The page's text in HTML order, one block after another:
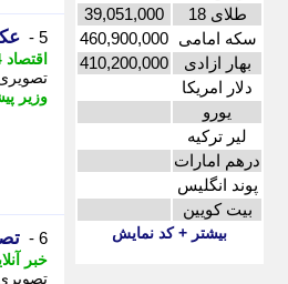
طلای 18
39,051,000
سکه امامی 460,900,000
بهار ازادی
410,200,000
دلار امریکا
یورو
لیر ترکیه
درهم امارات
پوند انگلیس
بیت کویین
بیشتر + کد نمایش
5 -
اقتصاد 24
وزیر
6 -
خبر